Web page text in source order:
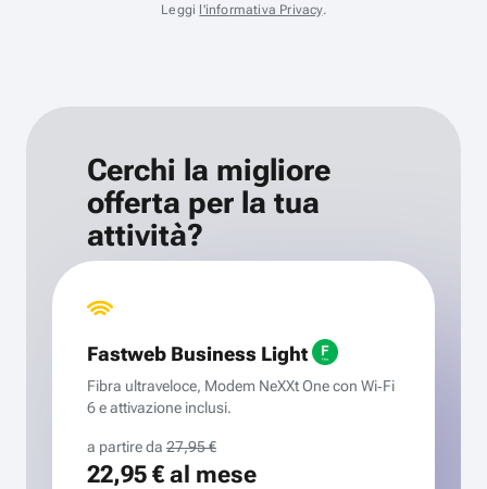
Leggi l'informativa Privacy.
Cerchi la migliore
offerta per la tua
attività?
Fastweb Business Light
Fibra ultraveloce, Modem NeXXt One con Wi‑Fi
6 e attivazione inclusi.
a partire da 27,95 €
22,95 €al mese